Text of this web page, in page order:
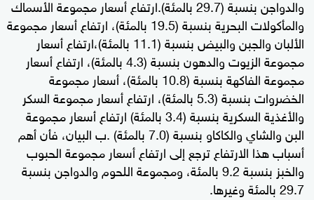
والدواجن بنسبة (29.7 بالمئة).ارتفاع أسعار مجموعة الأسماك
والمأكولات البحرية بنسبة (19.5 بالمئة)، ارتفاع أسعار مجموعة
الألبان والجبن والبيض بنسبة (11.1 بالمئة)،ارتفاع أسعار
مجموعة الزيوت والدهون بنسبة (4.3 بالمئة)، ارتفاع أسعار
مجموعة الفاكهة بنسبة (10.8 بالمئة)، أسعار مجموعة
الخضروات بنسبة (5.3 بالمئة)، ارتفاع أسعار مجموعة السكر
والأغذية السكرية بنسبة (3.4 بالمئة) ارتفاع أسعار مجموعة
البن والشاي والكاكاو بنسبة (7.0 بالمئة) .ب البيان، فأن أهم
أسباب هذا الارتفاع ترجع إلى ارتفاع أسعار مجموعة الحبوب
والخبز بنسبة 9.2 بالمئة، ومجموعة اللحوم والدواجن بنسبة
29.7 بالمئة وغيرها.